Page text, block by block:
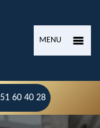
MENU
60 40 28